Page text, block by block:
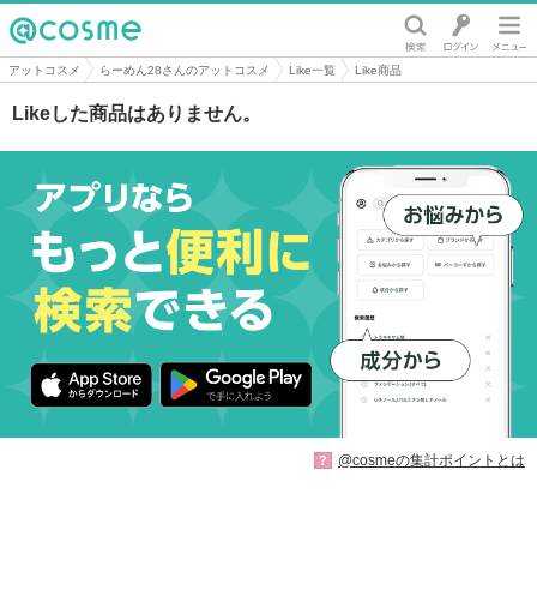
@cosme
アットコスメ らーめん28さんのアットコスメ Like一覧 Like商品
Likeした商品はありません。
? @cosmeの集計ポイントとは